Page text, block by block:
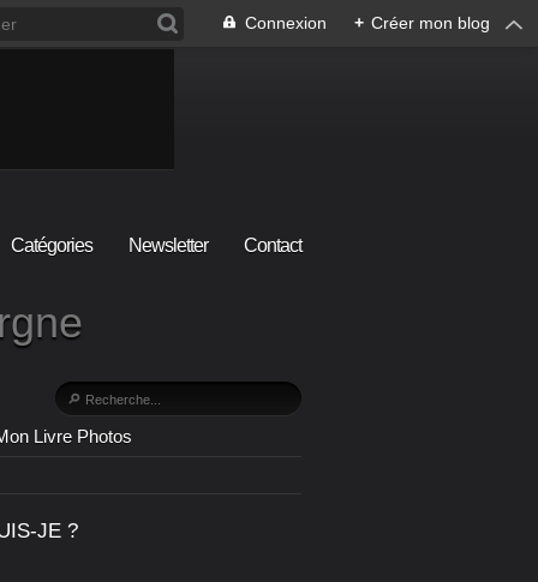
Connexion + Créer mon blog
Catégories Newsletter Contact
Livre Photos
JE ?